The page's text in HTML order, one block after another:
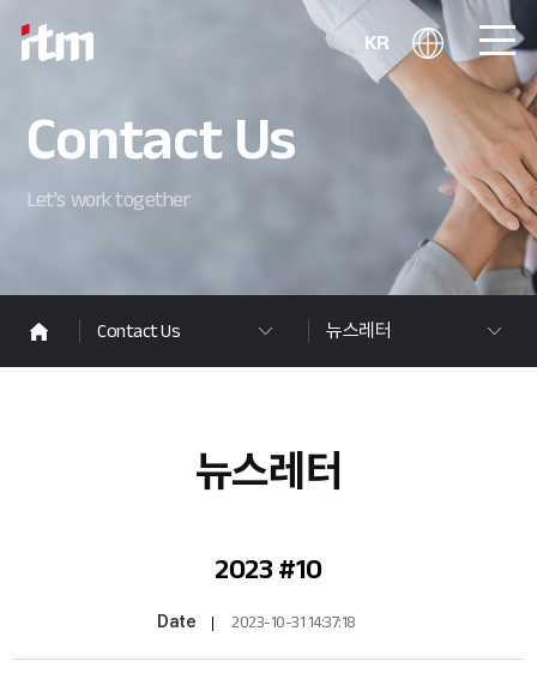
KR
Contact Us
Let's work together
Contact Us 뉴스레터
뉴스레터
2023 #10
Date 2023-10-31 14:37:18